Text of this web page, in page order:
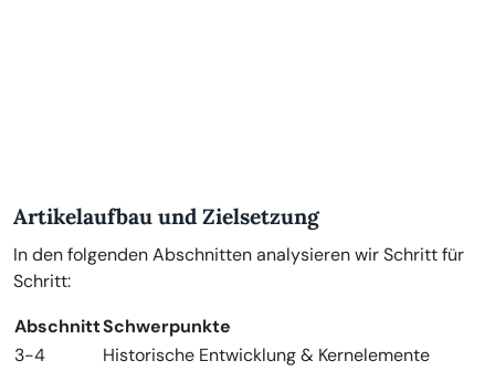
Artikelaufbau und Zielsetzung
In den folgenden Abschnitten analysieren wir Schritt für
Schritt:
AbschnittSchwerpunkte
3-4
Historische Entwicklung & Kernelemente